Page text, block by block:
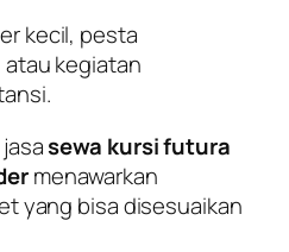
kecil, pesta
kegiatan
jasasewa kursi futura
menawarkan
yang bisa disesuaikan